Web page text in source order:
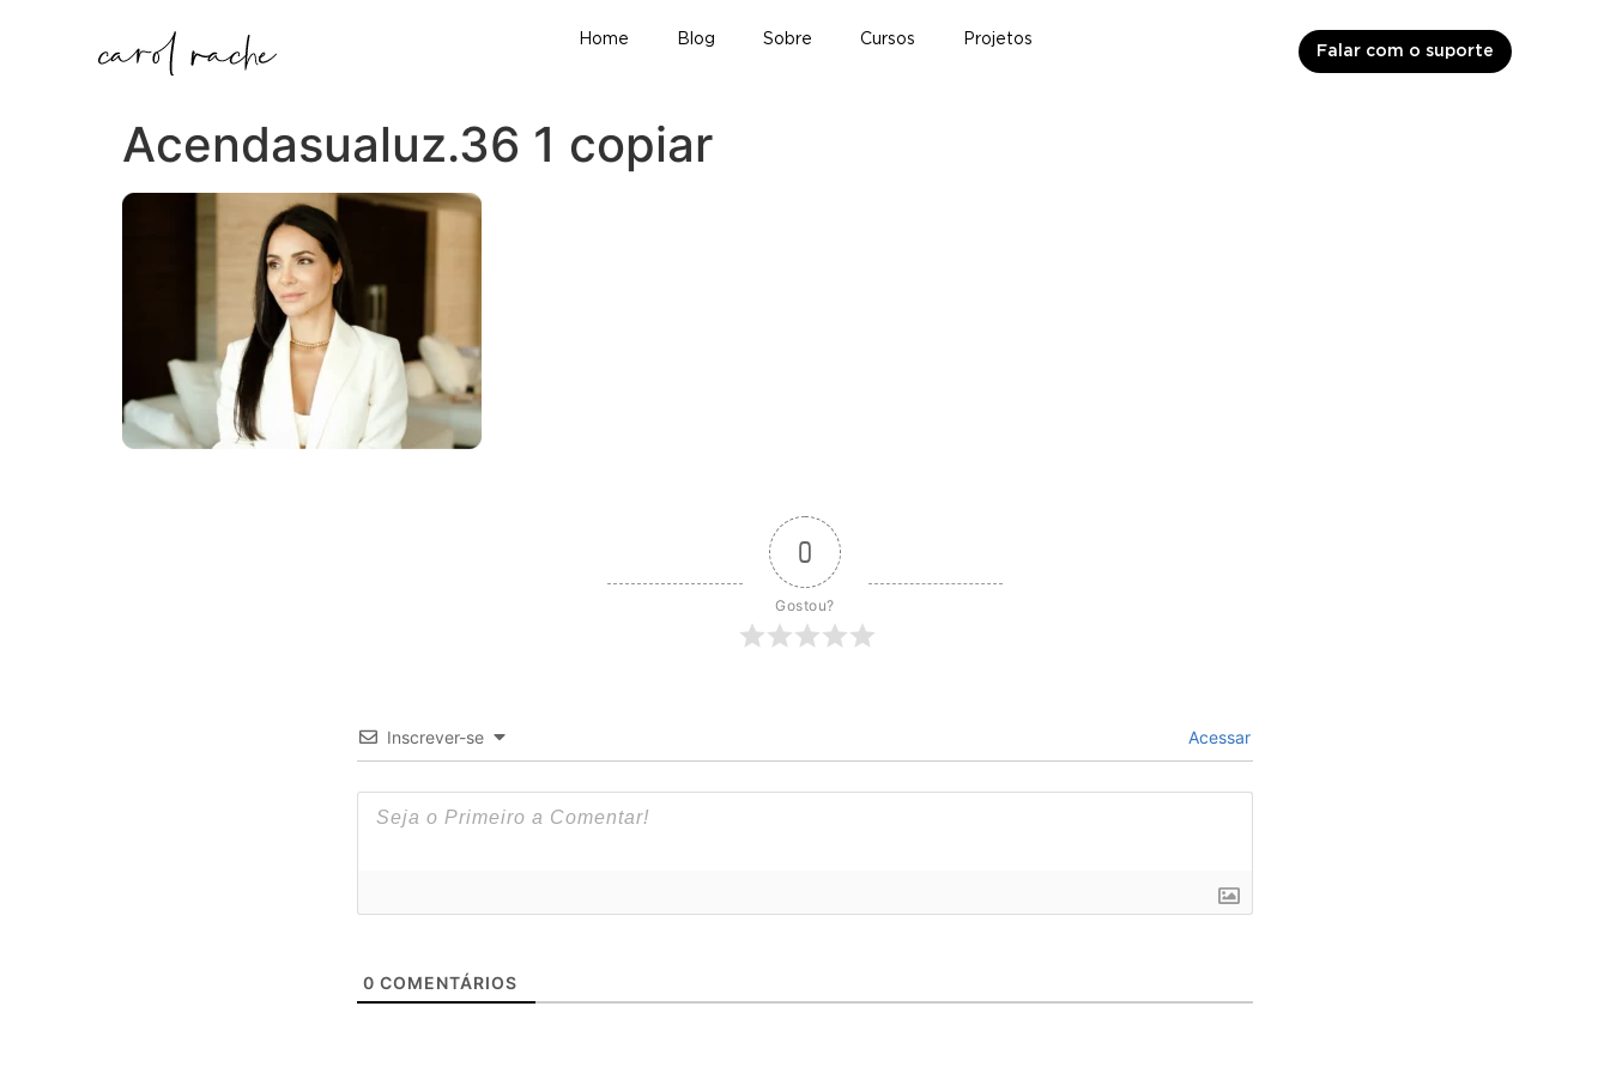
Home Blog Sobre Cursos
Projetos
Falar com o suporte
Acendasualuz.36 1 copiar
0
Gostou?
Inscrever-se Acessar
0 COMENTÁRIOS